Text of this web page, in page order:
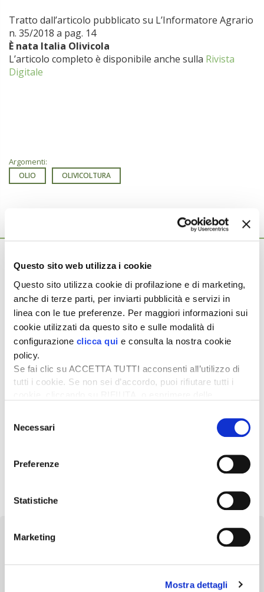
Questo sito web utilizza i cookie
Questo sito utilizza cookie di profilazione e di marketing,
anche di terze parti, per inviarti pubblicità e servizi in
linea con le tue preferenze. Per maggiori informazioni sui
cookie utilizzati da questo sito e sulle modalità di
configurazione clicca qui e consulta la nostra cookie
policy.
Se fai clic su ACCETTA TUTTI acconsenti all’utilizzo di
tutti i cookie. Se non sei d’accordo, puoi rifiutare tutti i
desideri accettare e cliccando ACCETTA SELEZIONATI.
delNecessari
Preferenze
Statistiche
Marketing
Mostra dettagli
Tratto dall’articolo pubblicato su L’Informatore Agrario
n. 35/2018 a pag. 14
È nata Italia Olivicola
L’articolo completo è disponibile anche sulla Rivista
Digitale
Argomenti:
OLIO OLIVICOLTURA
Ti potrebbero interessare anche...
L’olio miscelato non è più extravergine
L’olio ottenuto dalla miscelazione dell’olio extravergine con
l’olio di oliva vergine non potrà più avere sull’etichetta la
denominazione «extravergine», ma […]
17 Giugno 2026
Arriva il Piano olivicolo contro la crisi
dell’olio
Il settore olivicolo-oleario «a breve potrà contare
sull’operatività del Piano olivicolo nazionale, frutto di un
Il prezzo dell’olio d’oliva cala ma resta
La campagna 2025-2026 conferma il ritorno alla normalità già
segnata dalla campagna 2024-2025, dopo due annate
Newsletter